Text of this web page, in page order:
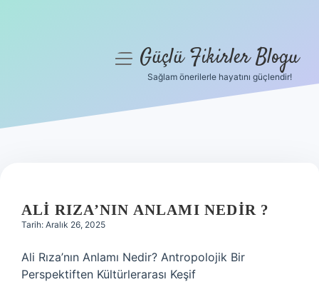
Hakkımızda
menüyüGüçlü Fikirler Blogu
Sağlam önerilerle hayatını güçlendir!
ALI RIZA’NIN ANLAMI NEDIR ?
Tarih: Aralık 26, 2025
Ali Rıza’nın Anlamı Nedir? Antropolojik Bir
Perspektiften Kültürlerarası Keşif